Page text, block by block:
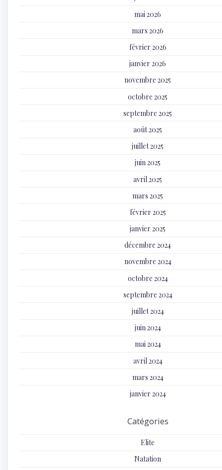
mai 2026
mars 2026
février 2026
janvier 2026
novembre 2025
octobre 2025
septembre 2025
août 2025
juillet 2025
juin 2025
avril 2025
mars 2025
février 2025
janvier 2025
décembre 2024
novembre 2024
octobre 2024
septembre 2024
juillet 2024
juin 2024
mai 2024
avril 2024
mars 2024
janvier 2024
Catégories
Elite
Natation